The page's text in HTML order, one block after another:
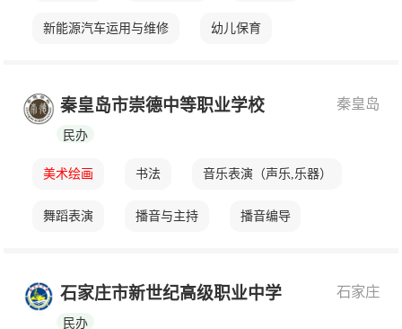
新能源汽车运用与维修 幼儿保育
电梯维修与保养 会计事务
秦皇岛市崇德中等职业学校 秦皇岛
民办
美术绘画 书法 音乐表演（声乐,乐器）
舞蹈表演 播音与主持 播音编导
城市轨道交通运营
石家庄市新世纪高级职业中学 石家庄
民办